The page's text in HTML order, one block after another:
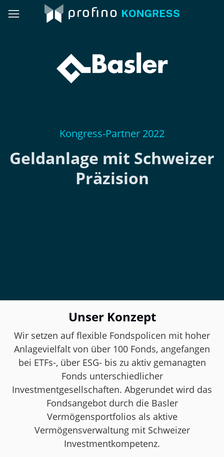
Kongress-Partner 2022
Geldanlage mit Schweizer
Präzision
Unser Konzept
Wir setzen auf flexible Fondspolicen mit hoher
Anlagevielfalt von über 100 Fonds, angefangen
bei ETFs-, über ESG- bis zu aktiv gemanagten
Fonds unterschiedlicher
Investmentgesellschaften. Abgerundet wird das
Fondsangebot durch die Basler
Vermögensportfolios als aktive
Vermögensverwaltung mit Schweizer
Investmentkompetenz.